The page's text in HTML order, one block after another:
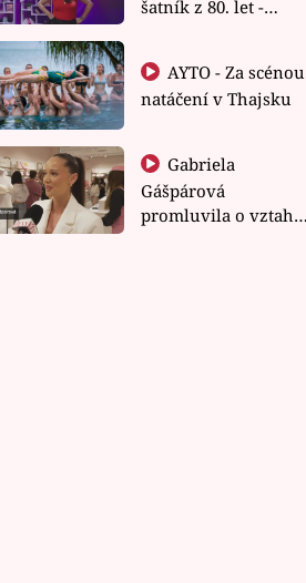
šatník z 80. let -
natáčení v Thajsku
Gabriela
Gášpárová
promluvila o vztahu